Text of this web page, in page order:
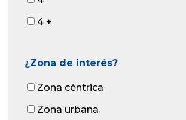
4 +
¿Zona de interés?
Zona céntrica
Zona urbana